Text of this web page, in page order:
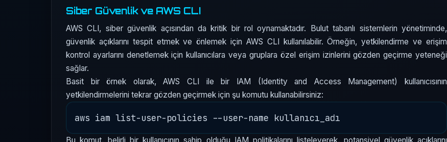
Siber Güvenlik ve AWS CLI
AWS CLI, siber güvenlik açısından da kritik bir rol oynamaktadır. Bulut tabanlı sistemlerin yönetiminde,
güvenlik açıklarını tespit etmek ve önlemek için AWS CLI kullanılabilir. Örneğin, yetkilendirme ve erişim
kontrol ayarlarını denetlemek için kullanıcılara veya gruplara özel erişim izinlerini gözden geçirme yeteneği
sağlar.
Basit bir örnek olarak, AWS CLI ile bir IAM (Identity and Access Management) kullanıcısının
yetkilendirmelerini tekrar gözden geçirmek için şu komutu kullanabilirsiniz: